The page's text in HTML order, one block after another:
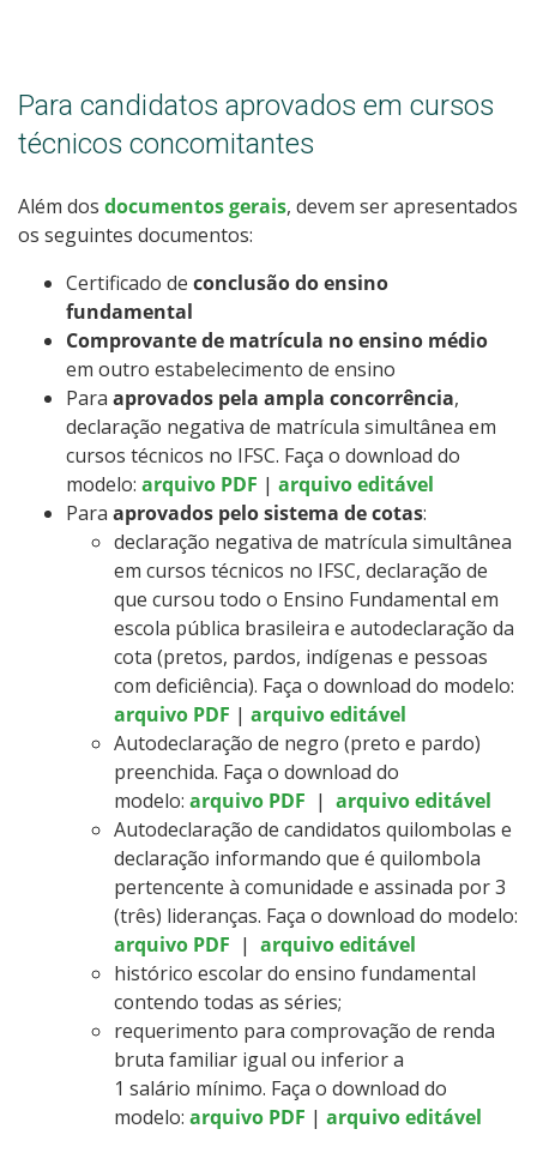
Para candidatos aprovados em cursos
técnicos concomitantes
Além dos documentos gerais, devem ser apresentados
os seguintes documentos:
Certificado de conclusão do ensino
fundamental
Comprovante de matrícula no ensino médio
em outro estabelecimento de ensino
Para aprovados pela ampla concorrência,
declaração negativa de matrícula simultânea em
cursos técnicos no IFSC. Faça o download do
modelo: arquivo PDF | arquivo editável
Para aprovados pelo sistema de cotas:
declaração negativa de matrícula simultânea
em cursos técnicos no IFSC, declaração de
que cursou todo o Ensino Fundamental em
escola pública brasileira e autodeclaração da
cota (pretos, pardos, indígenas e pessoas
com deficiência). Faça o download do modelo:
arquivo PDF | arquivo editável
Autodeclaração de negro (preto e pardo)
preenchida. Faça o download do
modelo: arquivo PDF | arquivo editável
Autodeclaração de candidatos quilombolas e
declaração informando que é quilombola
pertencente à comunidade e assinada por 3
(três) lideranças. Faça o download do modelo:
arquivo PDF | arquivo editável
histórico escolar do ensino fundamental
contendo todas as séries;
requerimento para comprovação de renda
bruta familiar igual ou inferior a
1 salário mínimo. Faça o download do
modelo: arquivo PDF | arquivo editável